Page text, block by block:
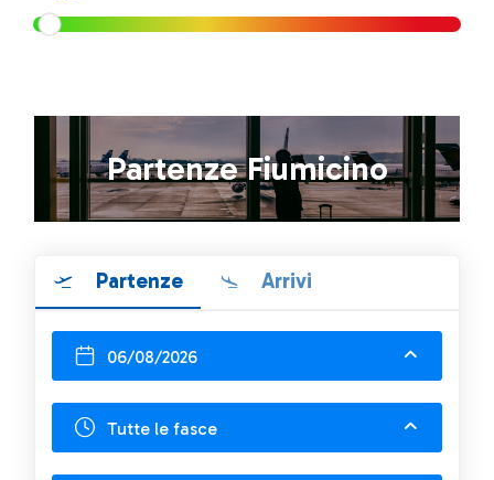
Partenze Fiumicino
Partenze Arrivi
06/08/2026
Tutte le fasce